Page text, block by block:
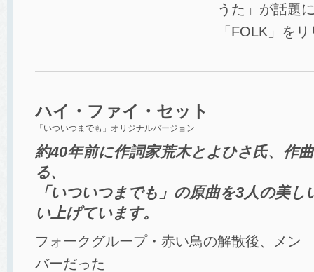
うた」が話題
「FOLK」を
ハイ・ファイ・セット
「いついつまでも」オリジナルバージョン
約40年前に作詞家荒木とよひさ氏、作
る、
「いついつまでも」の原曲を3人の美
い上げています。
フォークグループ・赤い鳥の解散後、メン
バーだった